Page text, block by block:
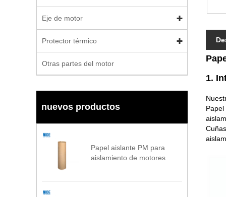
Eje de motor
Protector térmico
Otras partes del motor
nuevos productos
Papel aislante PM para
aislamiento de motores
1.